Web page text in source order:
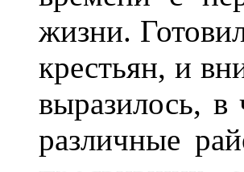
жизни.
крестьян, и
выразилось, в
различные